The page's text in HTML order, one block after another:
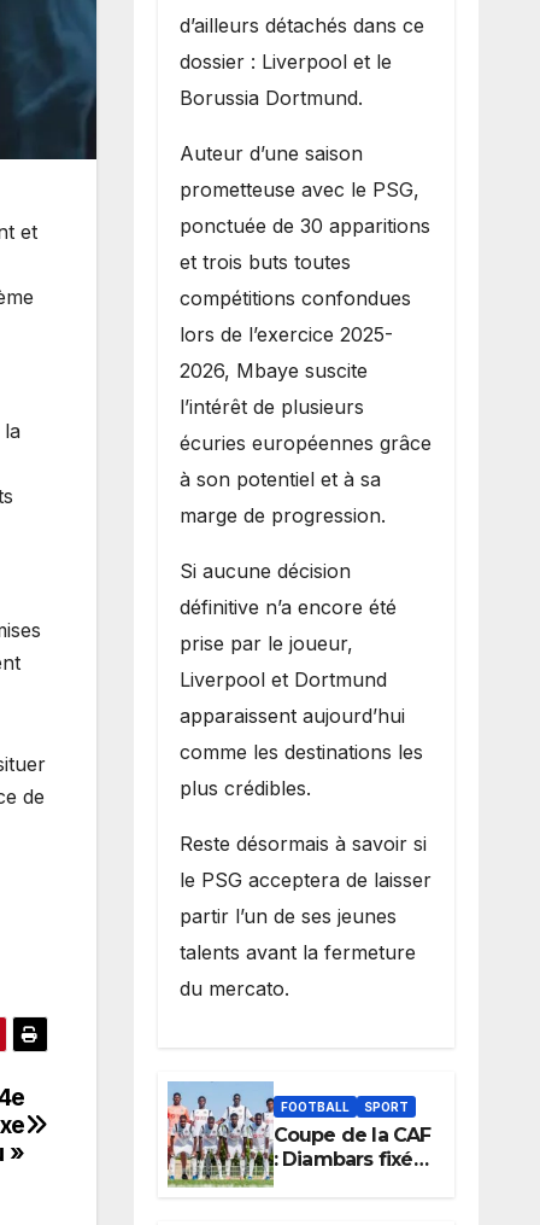
et
la
de
»
d’ailleurs détachés dans ce
dossier : Liverpool et le
Borussia Dortmund.
Auteur d’une saison
prometteuse avec le PSG,
ponctuée de 30 apparitions
et trois buts toutes
compétitions confondues
lors de l’exercice 2025-
2026, Mbaye suscite
l’intérêt de plusieurs
écuries européennes grâce
à son potentiel et à sa
marge de progression.
Si aucune décision
définitive n’a encore été
prise par le joueur,
Liverpool et Dortmund
apparaissent aujourd’hui
comme les destinations les
plus crédibles.
Reste désormais à savoir si
le PSG acceptera de laisser
partir l’un de ses jeunes
talents avant la fermeture
du mercato.
FOOTBALL SPORT
Coupe de la CAF
: Diambars fixé
sur son destin